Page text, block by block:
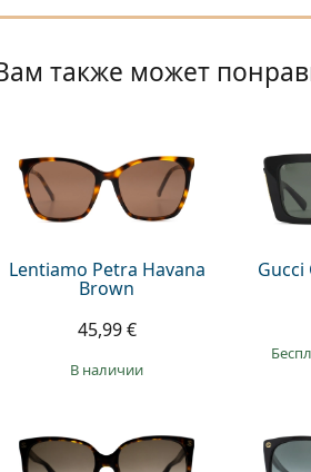
также может
Lentiamo Petra Havana
Brown
45,99 €
в наличии
Gucci